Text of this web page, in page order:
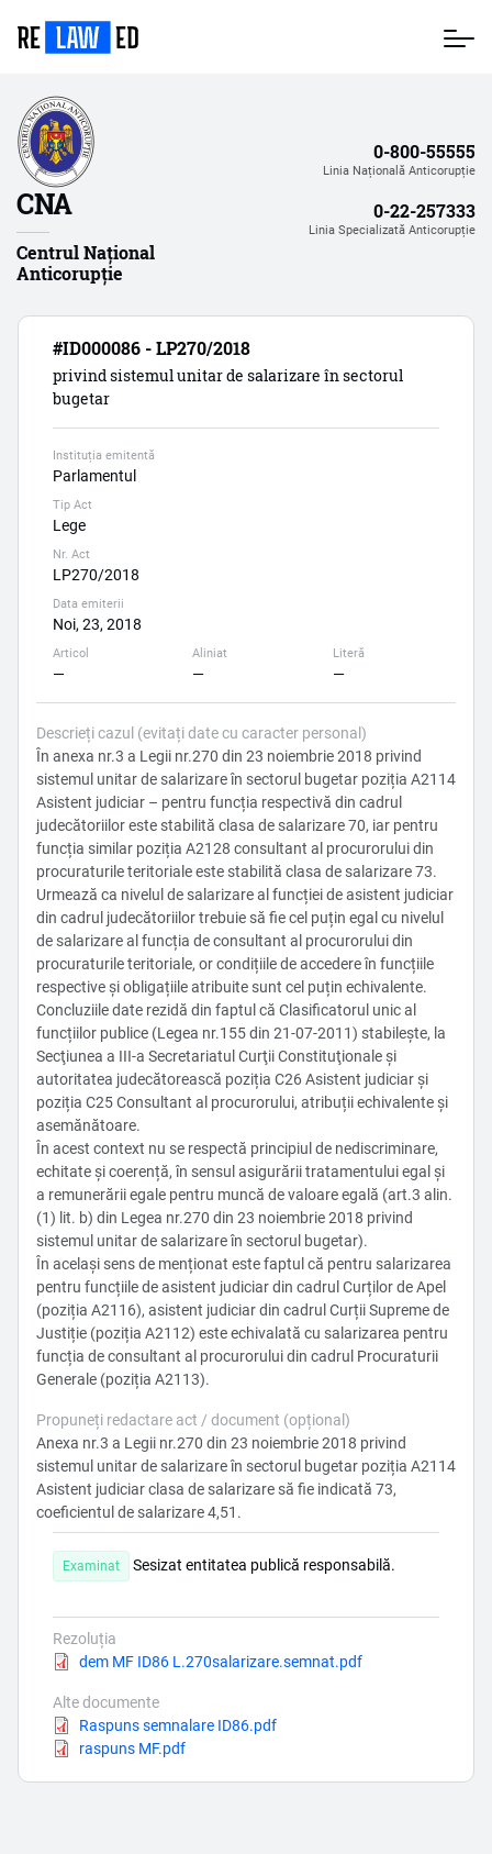
CNA
Centrul Național
Anticorupție
0-800-55555
Linia Națională Anticorupție
0-22-257333
Linia Specializată Anticorupție
#ID000086 - LP270/2018
privind sistemul unitar de salarizare în sectorul
bugetar
Instituția emitentă
Parlamentul
Tip Act
Lege
Nr. Act
LP270/2018
Data emiterii
Noi, 23, 2018
Articol
—
Aliniat
—
Literă
—
Descrieți cazul (evitați date cu caracter personal)
În anexa nr.3 a Legii nr.270 din 23 noiembrie 2018 privind
sistemul unitar de salarizare în sectorul bugetar poziția A2114
Asistent judiciar – pentru funcția respectivă din cadrul
judecătoriilor este stabilită clasa de salarizare 70, iar pentru
funcția similar poziția A2128 consultant al procurorului din
procuraturile teritoriale este stabilită clasa de salarizare 73.
Urmează ca nivelul de salarizare al funcției de asistent judiciar
din cadrul judecătoriilor trebuie să fie cel puțin egal cu nivelul
de salarizare al funcția de consultant al procurorului din
procuraturile teritoriale, or condițiile de accedere în funcțiile
respective și obligațiile atribuite sunt cel puțin echivalente.
Concluziile date rezidă din faptul că Clasificatorul unic al
funcțiilor publice (Legea nr.155 din 21-07-2011) stabilește, la
Secţiunea a III-a Secretariatul Curţii Constituţionale şi
autoritatea judecătorească poziția C26 Asistent judiciar și
poziția C25 Consultant al procurorului, atribuții echivalente și
asemănătoare.
În acest context nu se respectă principiul de nediscriminare,
echitate și coerență, în sensul asigurării tratamentului egal și
a remunerării egale pentru muncă de valoare egală (art.3 alin.
(1) lit. b) din Legea nr.270 din 23 noiembrie 2018 privind
sistemul unitar de salarizare în sectorul bugetar).
În același sens de menționat este faptul că pentru salarizarea
pentru funcțiile de asistent judiciar din cadrul Curților de Apel
(poziția A2116), asistent judiciar din cadrul Curții Supreme de
Justiție (poziția A2112) este echivalată cu salarizarea pentru
funcția de consultant al procurorului din cadrul Procuraturii
Generale (poziția A2113).
Propuneți redactare act / document (opțional)
Anexa nr.3 a Legii nr.270 din 23 noiembrie 2018 privind
sistemul unitar de salarizare în sectorul bugetar poziția A2114
Asistent judiciar clasa de salarizare să fie indicată 73,
coeficientul de salarizare 4,51.
Examinat Sesizat entitatea publică responsabilă.
Rezoluția
Document
dem MF ID86 L.270salarizare.semnat.pdf
Alte documente
Document
Raspuns semnalare ID86.pdf
Document
raspuns MF.pdf